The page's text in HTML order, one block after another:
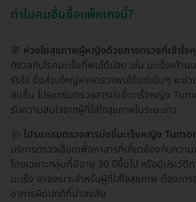
ทำไมคนอื่นซื้อแพ็กเกจนี้?
🌸 ห่วงใยสุขภาพผู้หญิงด้วยการตรวจที่เข้าใจ
กังวลกับโรคมะเร็งที่พบได้บ่อย เช่น มะเร็งเต้า
รังไข่ ซึ่งส่วนใหญ่หากตรวจพบได้แต่เนิ่นๆ จะช่ว
สมขึ้น โปรแกรมตรวจสารบ่งชี้มะเร็งหญิง
รับความสนใจจากผู้ที่ใส่ใจสุขภาพในระยะยาว
🩺 โปรแกรมตรวจสารบ่งชี้มะเร็งหญิง
บริการตรวจเลือดเพื่อหาสารที่เกี่ยวข้องกับควา
โดยเฉพาะกลุ่มที่มีอายุ 30 ปีขึ้นไป หรือมีประวัติ
มะเร็ง อาจเหมาะสำหรับผู้ที่ใส่ใจสุขภาพ ต้องกา
อาการผิดปกติที่น่าสงสัย